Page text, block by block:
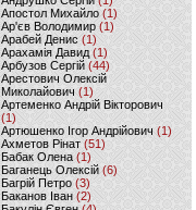
Апостол Михайло(1)
Ар'єв Володимир (1)
Арабей Денис(1)
Арахамія Давид (1)
Арбузов Сергій (44)
Арестович Олексій
Миколайович(1)
Артеменко Андрій Вікторович
(1)
Артюшенко Ігор Андрійович(1)
Ахметов Рінат(51)
Бабак Олена(1)
Баганець Олексій(6)
Багрій Петро (3)
Баканов Іван(2)